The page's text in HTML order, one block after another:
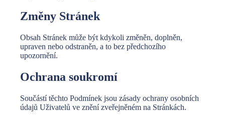
Změny Stránek
Obsah Stránek může být kdykoli změněn, doplněn,
upraven nebo odstraněn, a to bez předchozího
upozornění.
Ochrana soukromí
Součástí těchto Podmínek jsou zásady ochrany osobních
údajů Uživatelů ve znění zveřejněném na Stránkách.